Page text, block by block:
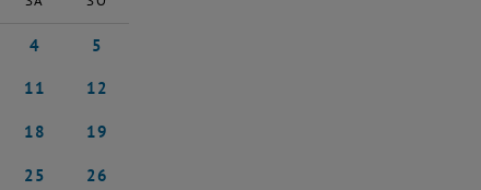
4
5
11
12
18
19
25
26